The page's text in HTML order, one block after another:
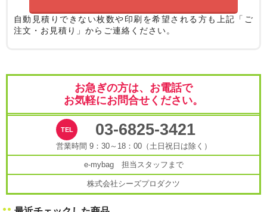
自動見積りできない枚数や印刷を希望される方も 上記「ご
注文・お見積り」からご連絡ください。
お急ぎの方は、お電話で
お気軽にお問合せください。
03-6825-3421
営業時間 9：30～18：00（土日祝日は除く）
e-mybag 担当スタッフまで
株式会社シーズプロダクツ